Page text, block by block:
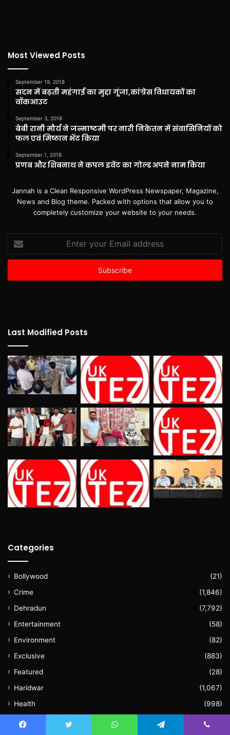
Most Viewed Posts
September 19, 2018
सदन में बढ़ती महंगाई का मुद्दा गूंजा,कांग्रेस विधायकों का
वॉकआउट
September 3, 2018
बेबी रानी मौर्य ने जन्माष्टमी पर नारी निकेतन में संवासिनियों को
फल एवं मिष्ठान भेंट किया
September 1, 2018
प्रणब और शिबनाथ ने कपल इवेंट का गोल्ड अपने नाम किया
Jannah is a Clean Responsive WordPress Newspaper, Magazine,
News and Blog theme. Packed with options that allow you to
completely customize your website to your needs.
your
Email
Last Modified Posts
Categories
Bollywood
(21)
Crime
(1,846)
Dehradun
(7,792)
Entertainment
(58)
Environment
(82)
Exclusive
(883)
Featured
(28)
Haridwar
(1,067)
Health
(998)
Literature